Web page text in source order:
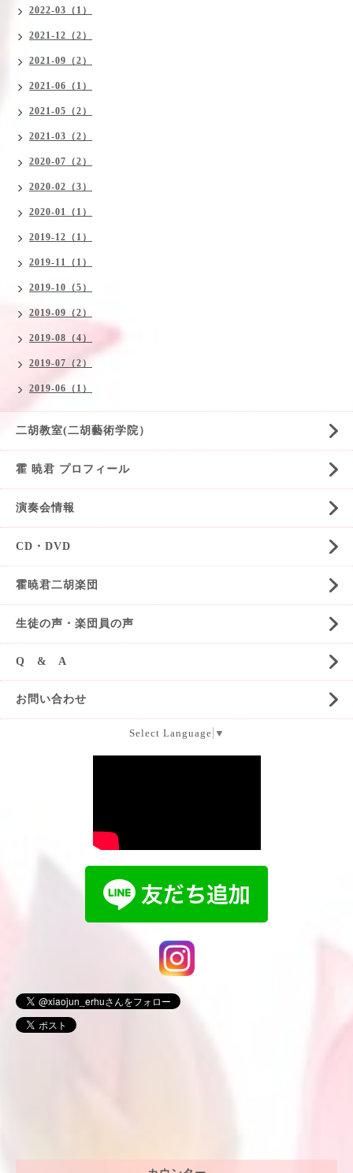
2022-03（1）
2021-12（2）
2021-09（2）
2021-06（1）
2021-05（2）
2021-03（2）
2020-07（2）
2020-02（3）
2020-01（1）
2019-12（1）
2019-11（1）
2019-10（5）
2019-09（2）
2019-08（4）
2019-07（2）
2019-06（1）
二胡教室(二胡藝術学院）
霍 暁君 プロフィール
演奏会情報
CD・DVD
霍暁君二胡楽団
生徒の声・楽団員の声
Q & A
お問い合わせ
Select Language ▼